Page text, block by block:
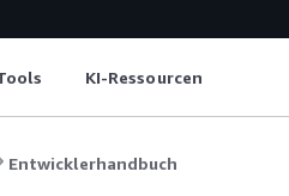
KI-Ressourcen
Entwicklerhandbuch